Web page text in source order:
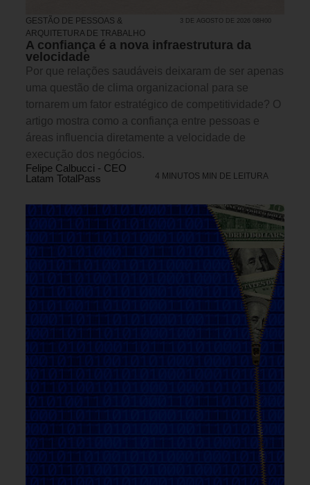
GESTÃO DE PESSOAS &
ARQUITETURA DE TRABALHO
3 DE AGOSTO DE 2026 08H00
A confiança é a nova infraestrutura da
velocidade
Por que relações saudáveis deixaram de ser apenas
uma questão de clima organizacional para se
tornarem um fator estratégico de competitividade? O
artigo mostra como a confiança entre pessoas e
áreas influencia diretamente a velocidade de
execução dos negócios.
Felipe Calbucci - CEO
Latam TotalPass
4 MINUTOS MIN DE LEITURA